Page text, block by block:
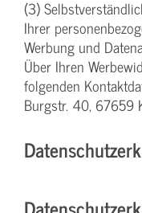
(3)
Ihrer
Werbung und
Über Ihren
folgenden
Burgstr. 40, 67659